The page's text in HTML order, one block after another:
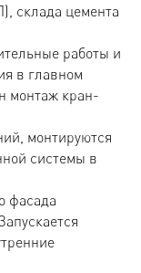
склада цемента
работы и
в главном
монтаж кран-
монтируются
системы в
фасада